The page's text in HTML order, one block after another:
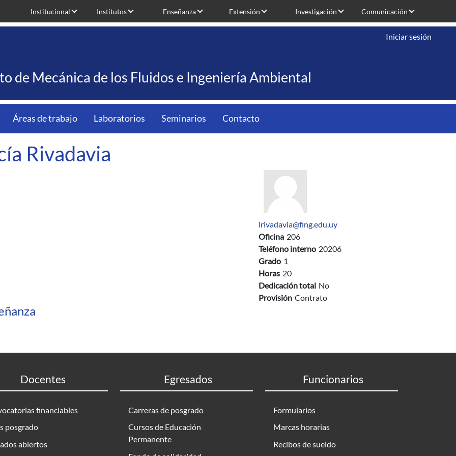
Institucional Institutos Enseñanza Extensión Investigación Comunicación
de Mecánica de los Fluidos e Ingeniería Ambiental
Iniciar sesión
Áreas de trabajo Laboratorios Seminarios Contacto
Rivadavia
lrivadavia@fing.edu.uy
Oficina 206
Teléfono interno 20206
Grado 1
Horas 20
Dedicación total No
Provisión Contrato
Docentes
financiables
posgrado
abiertos
Egresados
Carreras de posgrado
Cursos de Educación
Permanente
Funcionarios
Formularios
Marcas horarias
Recibos de sueldo